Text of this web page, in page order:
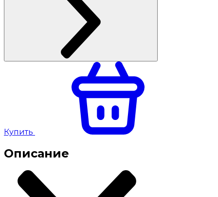
Купить
Описание